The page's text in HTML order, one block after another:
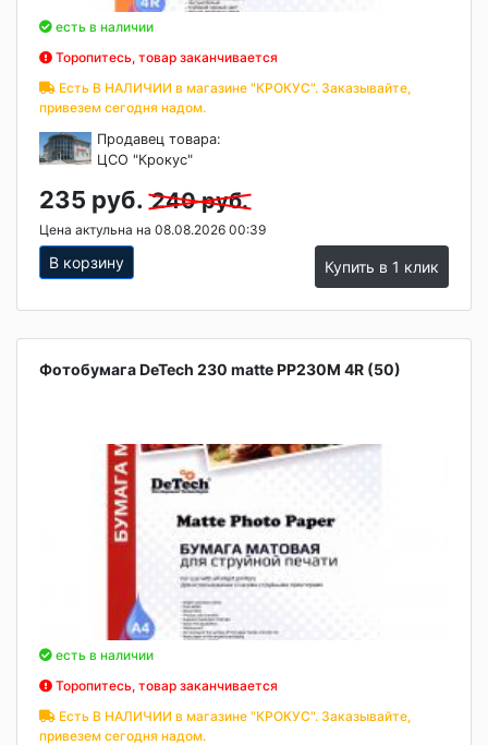
есть в наличии
Торопитесь, товар заканчивается
Есть В НАЛИЧИИ в магазине "КРОКУС". Заказывайте,
привезем сегодня надом.
Продавец товара:
ЦСО "Крокус"
235 руб. 240 руб.
Цена актульна на 08.08.2026 00:39
В корзину Купить в 1 клик
Фотобумага DeTech 230 matte PP230M 4R (50)
есть в наличии
Торопитесь, товар заканчивается
Есть В НАЛИЧИИ в магазине "КРОКУС". Заказывайте,
привезем сегодня надом.